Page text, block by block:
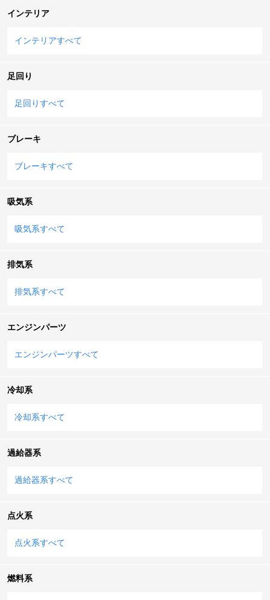
インテリア
インテリアすべて
足回り
足回りすべて
ブレーキ
ブレーキすべて
吸気系
吸気系すべて
排気系
排気系すべて
エンジンパーツ
エンジンパーツすべて
冷却系
冷却系すべて
過給器系
過給器系すべて
点火系
点火系すべて
燃料系